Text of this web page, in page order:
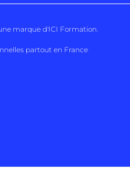
marque d'ICI Formation.
partout en France